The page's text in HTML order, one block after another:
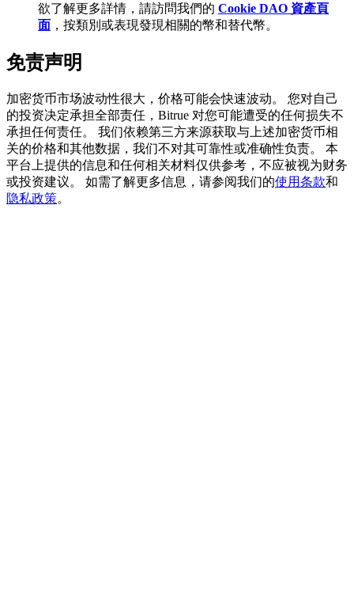
瓜分 500000 CASHCAT 獎池
BitMart 用戶遷移專享
註冊&交易贏 500,000 USDT
貴金屬財富季 · 交易巔峰賽
欲了解更多詳情，請訪問我們的 Cookie DAO 資產頁
面 ，按類別或表現發現相關的幣和替代幣。
免责声明
加密货币市场波动性很大，价格可能会快速波动。 您对自己
的投资决定承担全部责任，Bitrue 对您可能遭受的任何损失不
承担任何责任。 我们依赖第三方来源获取与上述加密货币相
关的价格和其他数据，我们不对其可靠性或准确性负责。 本
平台上提供的信息和任何相关材料仅供参考，不应被视为财务
或投资建议。 如需了解更多信息，请参阅我们的使用条款和
隐私政策。